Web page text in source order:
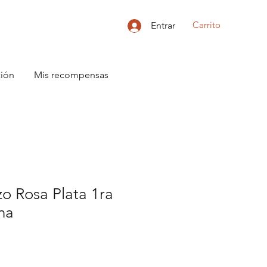
Entrar Carrito
Mis recompensas
Rosa Plata 1ra